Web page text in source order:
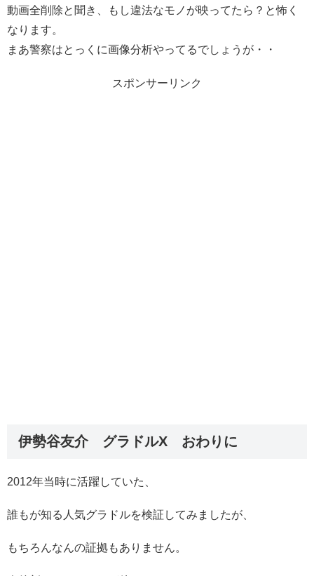
動画全削除と聞き、もし違法なモノが映ってたら？と怖く
なります。
まあ警察はとっくに画像分析やってるでしょうが・・
スポンサーリンク
伊勢谷友介 グラドルX おわりに
2012年当時に活躍していた、
誰もが知る人気グラドルを検証してみましたが、
もちろんなんの証拠もありません。